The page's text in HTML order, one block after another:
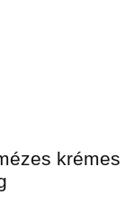
krémes